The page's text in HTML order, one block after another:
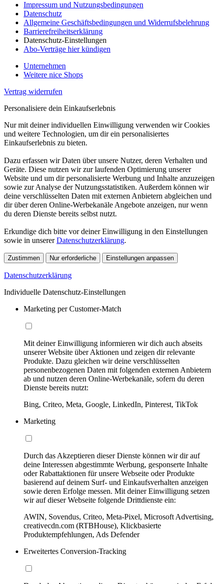
Impressum und Nutzungsbedingungen
Datenschutz
Allgemeine Geschäftsbedingungen und Widerrufsbelehrung
Barrierefreiheitserklärung
Datenschutz-Einstellungen
Abo-Verträge hier kündigen
Unternehmen
Weitere nice Shops
Vertrag widerrufen
Personalisiere dein Einkaufserlebnis
Nur mit deiner individuellen Einwilligung verwenden wir Cookies
und weitere Technologien, um dir ein personalisiertes
Einkaufserlebnis zu bieten.
Dazu erfassen wir Daten über unsere Nutzer, deren Verhalten und
Geräte. Diese nutzen wir zur laufenden Optimierung unserer
Website und um dir personalisierte Werbung und Inhalte anzuzeigen
sowie zur Analyse der Nutzungsstatistiken. Außerdem können wir
deine verschlüsselten Daten mit externen Anbietern abgleichen und
dir über deren Online-Werbekanäle Angebote anzeigen, nur wenn
du deren Dienste bereits selbst nutzt.
Erkundige dich bitte vor deiner Einwilligung in den Einstellungen
sowie in unsererDatenschutzerklärung.
Zustimmen Nur erforderliche Einstellungen anpassen
Datenschutzerklärung
Individuelle Datenschutz-Einstellungen
Marketing per Customer-Match
Mit deiner Einwilligung informieren wir dich auch abseits
unserer Website über Aktionen und zeigen dir relevante
Produkte. Dazu gleichen wir deine verschlüsselten
personenbezogenen Daten mit folgenden externen Anbietern
ab und nutzen deren Online-Werbekanäle, sofern du deren
Dienste bereits nutzt:
Bing, Criteo, Meta, Google, LinkedIn, Pinterest, TikTok
Marketing
Durch das Akzeptieren dieser Dienste können wir dir auf
deine Interessen abgestimmte Werbung, gesponserte Inhalte
oder Rabattaktionen für unsere Webseite oder Produkte
basierend auf deinem Surf- und Einkaufsverhalten anzeigen
sowie deren Erfolge messen. Mit deiner Einwilligung setzen
wir auf dieser Webseite folgende Drittdienste ein:
AWIN, Sovendus, Criteo, Meta-Pixel, Microsoft Advertising,
creativecdn.com (RTBHouse), Klickbasierte
Produktempfehlungen, Ads Defender
Erweitertes Conversion-Tracking